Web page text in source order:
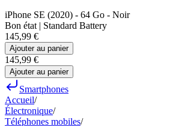
iPhone SE (2020) - 64 Go - Noir
Bon état | Standard Battery
145,99 €
Ajouter au panier
145,99 €
Ajouter au panier
Smartphones
Accueil/
Électronique/
Téléphones mobiles/